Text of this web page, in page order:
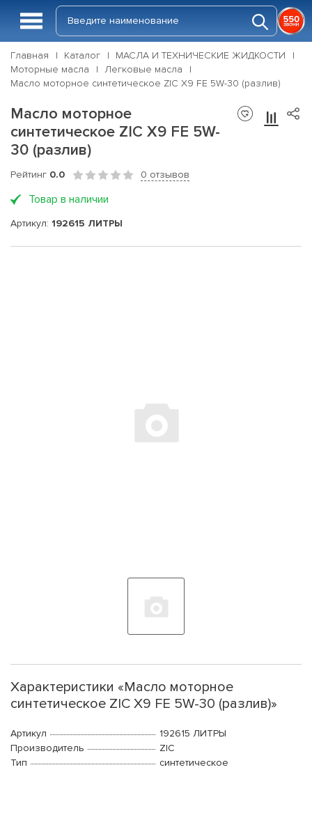
Главная Каталог
МАСЛА И ТЕХНИЧЕСКИЕ ЖИДКОСТИ
Моторные масла
Легковые масла
Масло моторное синтетическое ZIC X9 FE 5W-30 (разлив)
Масло моторное
синтетическое ZIC X9 FE 5W-
30 (разлив)
Рейтинг 0.0 0 отзывов
Товар в наличии
Артикул: 192615 ЛИТРЫ
Характеристики «Масло моторное
синтетическое ZIC X9 FE 5W-30 (разлив)»
Артикул
192615 ЛИТРЫ
Производитель
ZIC
Тип
синтетическое